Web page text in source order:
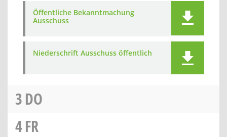
Öffentliche Bekanntmachung
Ausschuss
Niederschrift Ausschuss öffentlich
3DO
4FR